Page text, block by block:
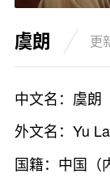
虞朗 更
中文名：虞朗
外文名：Yu
国籍：中国（